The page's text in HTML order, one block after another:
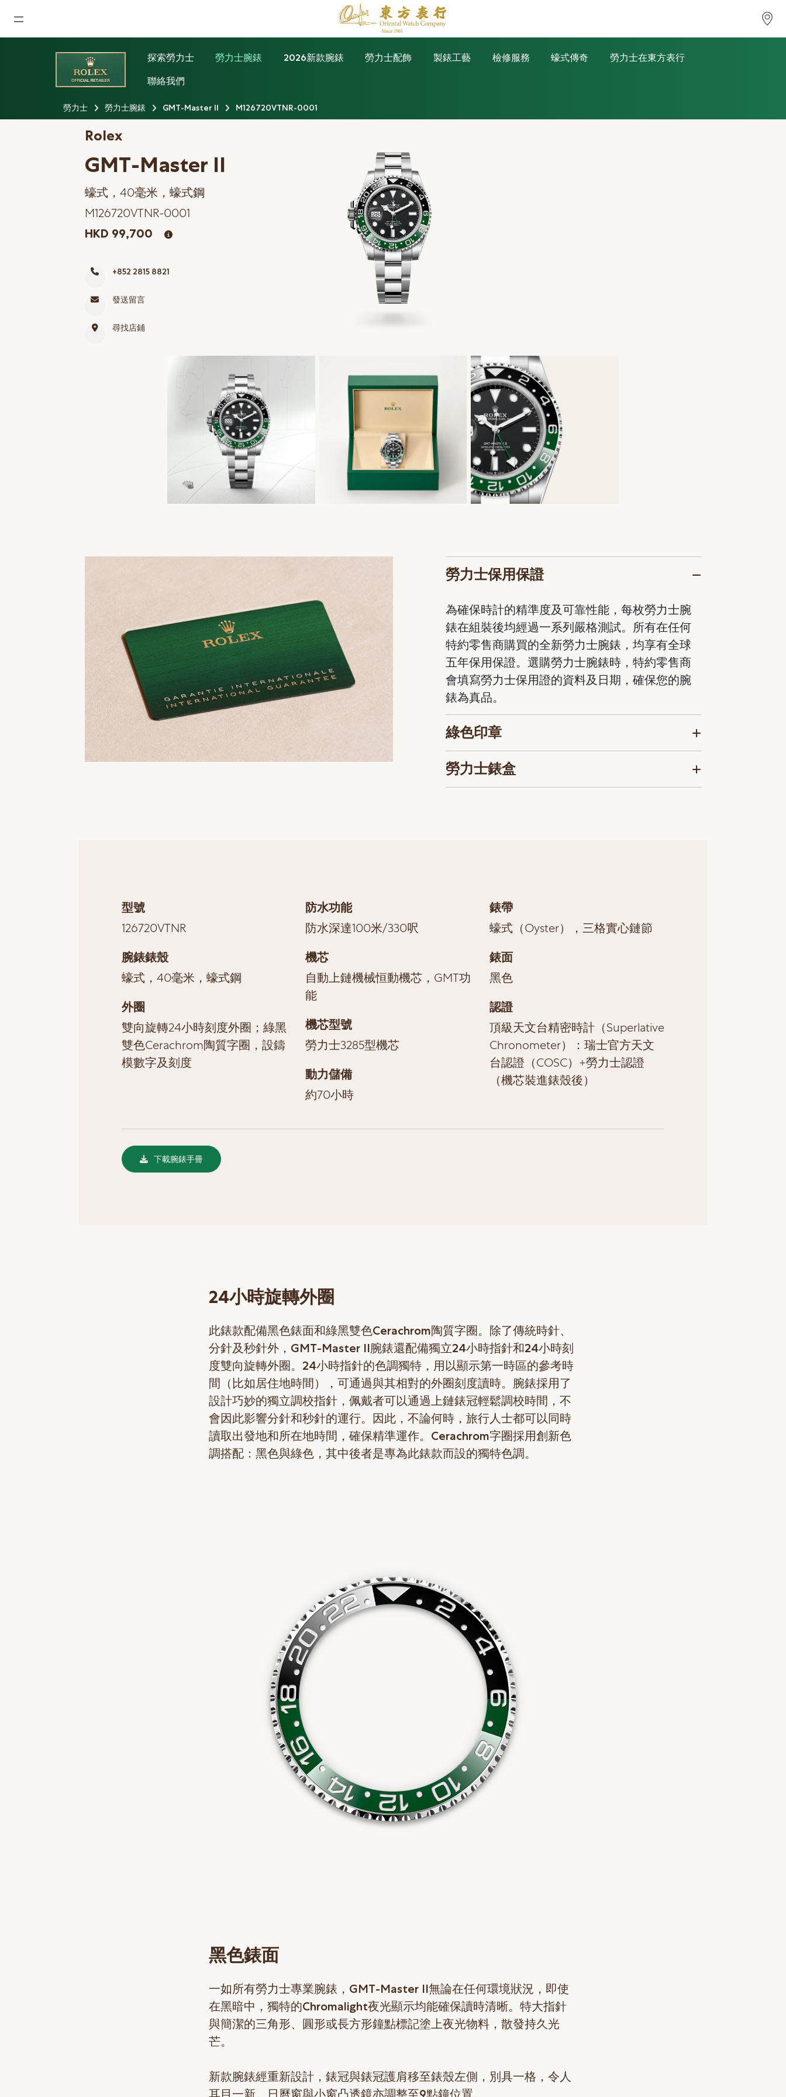
首頁
最新消息
公司動態
勞力士
勞力士中古錶認證
帝舵表
網上商店
中國內地
English
探索勞力士 勞力士腕錶 2026新款腕錶 勞力士配飾 製錶工藝 檢修服務 蠔式傳奇
勞力士在東方表行
聯絡我們
勞力士 勞力士腕錶 GMT-Master II M126720VTNR-0001
Rolex
GMT-Master II
蠔式，40毫米，蠔式鋼
M126720VTNR-0001
HKD 99,700
+852 2815 8821
發送留言
尋找店鋪
勞力士保用保證
為確保時計的精準度及可靠性能，每枚勞力士腕
錶在組裝後均經過一系列嚴格測試。所有在任何
特約零售商購買的全新勞力士腕錶，均享有全球
五年保用保證。選購勞力士腕錶時，特約零售商
會填寫勞力士保用證的資料及日期，確保您的腕
錶為真品。
綠色印章
勞力士錶盒
型號
126720VTNR
腕錶錶殼
蠔式，40毫米，蠔式鋼
外圈
雙向旋轉24小時刻度外圈；綠黑
雙色Cerachrom陶質字圈，設鑄
模數字及刻度
防水功能
防水深達100米/330呎
機芯
自動上鏈機械恒動機芯，GMT功
能
機芯型號
勞力士3285型機芯
動力儲備
約70小時
錶帶
蠔式（Oyster），三格實心鏈節
錶面
黑色
認證
頂級天文台精密時計（Superlative
Chronometer）：瑞士官方天文
台認證（COSC）+勞力士認證
（機芯裝進錶殼後）
下載腕錶手冊
24小時旋轉外圈
此錶款配備黑色錶面和綠黑雙色Cerachrom陶質字圈。除了傳統時針、
分針及秒針外，GMT-Master II腕錶還配備獨立24小時指針和24小時刻
度雙向旋轉外圈。24小時指針的色調獨特，用以顯示第一時區的參考時
間（比如居住地時間），可通過與其相對的外圈刻度讀時。腕錶採用了
設計巧妙的獨立調校指針，佩戴者可以通過上鏈錶冠輕鬆調校時間，不
會因此影響分針和秒針的運行。因此，不論何時，旅行人士都可以同時
讀取出發地和所在地時間，確保精準運作。Cerachrom字圈採用創新色
調搭配：黑色與綠色，其中後者是專為此錶款而設的獨特色調。
黑色錶面
一如所有勞力士專業腕錶，GMT-Master II無論在任何環境狀況，即使
在黑暗中，獨特的Chromalight夜光顯示均能確保讀時清晰。特大指針
與簡潔的三角形、圓形或長方形鐘點標記塗上夜光物料，散發持久光
芒。
新款腕錶經重新設計，錶冠與錶冠護肩移至錶殼左側，別具一格，令人